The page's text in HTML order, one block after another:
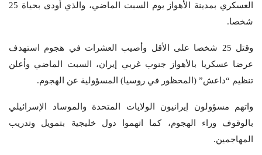
العسكري بمدينة الأهواز يوم السبت الماضي، والذي أودى بحياة 25
شخصا.
وقتل 25 شخصا على الأقل وأصيب العشرات في هجوم استهدف
عرضا عسكريا بالأهواز جنوب غربي إيران، السبت الماضي وأعلن
تنظيم “داعش” (المحظور في روسيا) المسؤولية عن الهجوم.
واتهم مسؤولون إيرانيون الولايات المتحدة والموساد الإسرائيلي
بالوقوف وراء الهجوم، كما اتهموا دول خليجية بتمويل وتدريب
المهاجمين.